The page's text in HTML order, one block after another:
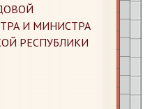
И МИНИСТРА
РЕСПУБЛИКИ